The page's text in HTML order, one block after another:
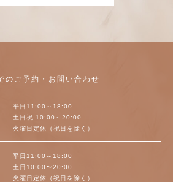
のご予約・お問い合わせ
平日11:00～18:00
土日祝 10:00～20:00
火曜日定休（祝日を除く）
平日11:00～18:00
土日10:00〜20:00
火曜日定休（祝日を除く）